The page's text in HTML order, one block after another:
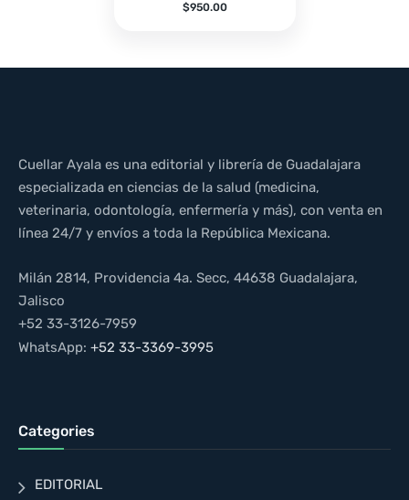
$950.00
Cuellar Ayala es una editorial y librería de Guadalajara
especializada en ciencias de la salud (medicina,
veterinaria, odontología, enfermería y más), con venta en
línea 24/7 y envíos a toda la República Mexicana.
Milán 2814, Providencia 4a. Secc, 44638 Guadalajara,
Jalisco
+52 33-3126-7959
WhatsApp: +52 33-3369-3995
Categories
EDITORIAL